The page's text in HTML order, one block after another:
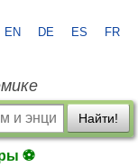
EN DE ES FR
Найти!
⚽